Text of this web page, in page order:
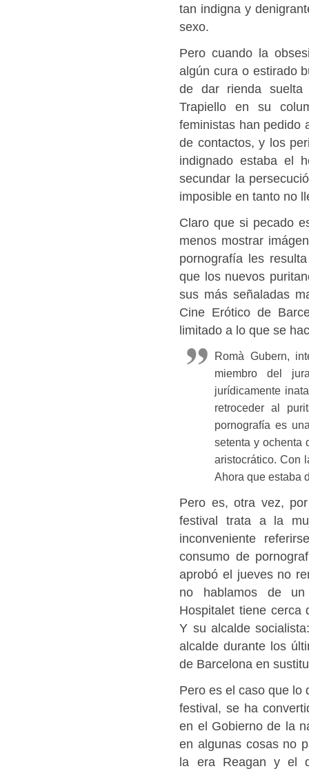
tan indigna y
sexo.
Pero cuando la
algún cura o estirado
de dar rienda suelta
Trapiello en su
feministas han pedido
de contactos, y los
indignado estaba el
secundar la
imposible en tanto no
Claro que si pecado
menos mostrar
pornografía les
que los nuevos
sus más señaladas
Cine Erótico de
limitado a lo que se
Romà Gubern,
miembro del
jurídicamente
retroceder al
pornografía es
setenta y ochenta
aristocrático. Con
Ahora que estaba
Pero es, otra vez,
festival trata a la
inconveniente
consumo de
aprobó el jueves no
no hablamos de un
Hospitalet tiene cerca
Y su alcalde
alcalde durante los
de Barcelona en
Pero es el caso que lo
festival, se ha
en el Gobierno de la
en algunas cosas no
la era Reagan y el